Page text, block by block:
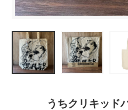
うちクリキッド